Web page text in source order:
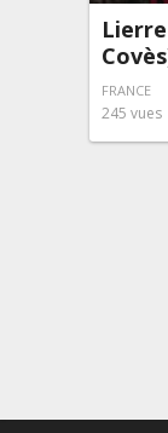
FRANCE
245 vues